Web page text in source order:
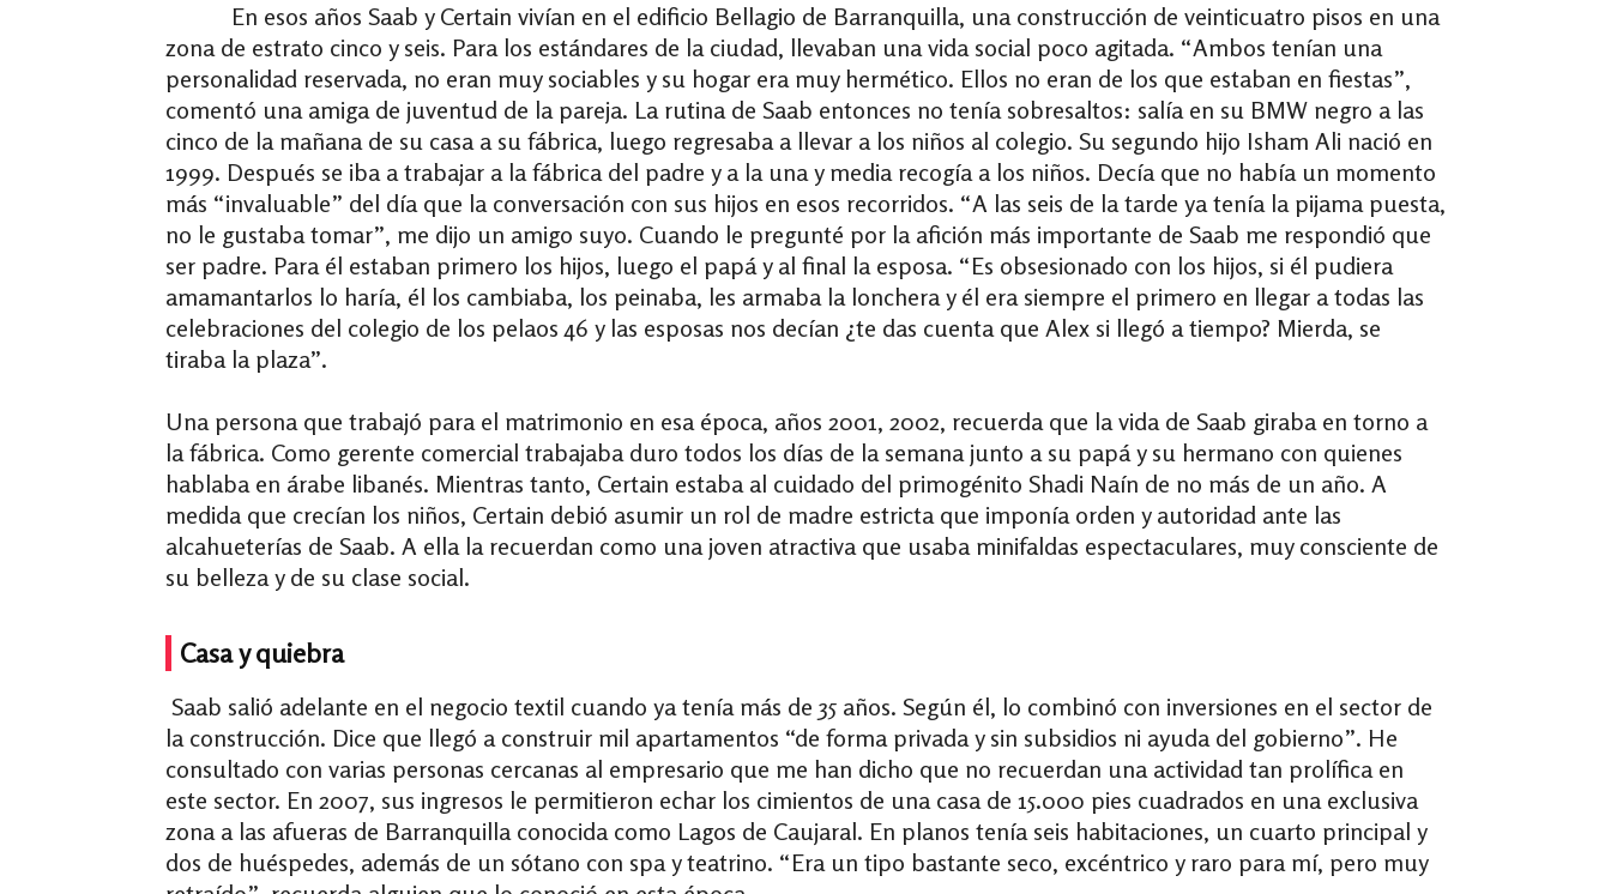
En esos años Saab y Certain vivían en el edificio Bellagio de Barranquilla, una construcción de veinticuatro pisos en una
zona de estrato cinco y seis. Para los estándares de la ciudad, llevaban una vida social poco agitada. “Ambos tenían una
personalidad reservada, no eran muy sociables y su hogar era muy hermético. Ellos no eran de los que estaban en fiestas”,
comentó una amiga de juventud de la pareja. La rutina de Saab entonces no tenía sobresaltos: salía en su BMW negro a las
cinco de la mañana de su casa a su fábrica, luego regresaba a llevar a los niños al colegio. Su segundo hijo Isham Ali nació en
1999. Después se iba a trabajar a la fábrica del padre y a la una y media recogía a los niños. Decía que no había un momento
más “invaluable” del día que la conversación con sus hijos en esos recorridos. “A las seis de la tarde ya tenía la pijama puesta,
no le gustaba tomar”, me dijo un amigo suyo. Cuando le pregunté por la afición más importante de Saab me respondió que
ser padre. Para él estaban primero los hijos, luego el papá y al final la esposa. “Es obsesionado con los hijos, si él pudiera
amamantarlos lo haría, él los cambiaba, los peinaba, les armaba la lonchera y él era siempre el primero en llegar a todas las
celebraciones del colegio de los pelaos 46 y las esposas nos decían ¿te das cuenta que Alex si llegó a tiempo? Mierda, se
tiraba la plaza”.
Una persona que trabajó para el matrimonio en esa época, años 2001, 2002, recuerda que la vida de Saab giraba en torno a
la fábrica. Como gerente comercial trabajaba duro todos los días de la semana junto a su papá y su hermano con quienes
hablaba en árabe libanés. Mientras tanto, Certain estaba al cuidado del primogénito Shadi Naín de no más de un año. A
medida que crecían los niños, Certain debió asumir un rol de madre estricta que imponía orden y autoridad ante las
alcahueterías de Saab. A ella la recuerdan como una joven atractiva que usaba minifaldas espectaculares, muy consciente de
su belleza y de su clase social.
Casa y quiebra
Saab salió adelante en el negocio textil cuando ya tenía más de 35 años. Según él, lo combinó con inversiones en el sector de
la construcción. Dice que llegó a construir mil apartamentos “de forma privada y sin subsidios ni ayuda del gobierno”. He
consultado con varias personas cercanas al empresario que me han dicho que no recuerdan una actividad tan prolífica en
este sector. En 2007, sus ingresos le permitieron echar los cimientos de una casa de 15.000 pies cuadrados en una exclusiva
zona a las afueras de Barranquilla conocida como Lagos de Caujaral. En planos tenía seis habitaciones, un cuarto principal y
dos de huéspedes, además de un sótano con spa y teatrino. “Era un tipo bastante seco, excéntrico y raro para mí, pero muy